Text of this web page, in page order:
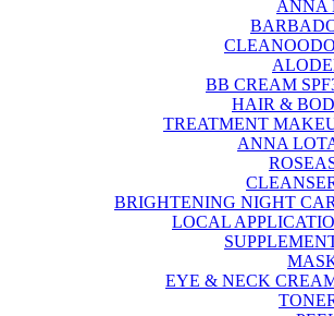
ANNA
BB CREAM
HAIR &
TREATMENT
ANNA
BRIGHTENING NIGHT
LOCAL
EYE & NECK